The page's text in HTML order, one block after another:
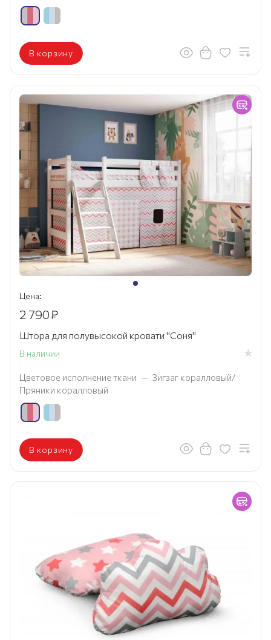
В корзину
Цена:
2 790₽
Штора для полувысокой кровати "Соня"
В наличии
Цветовое исполнение ткани — Зигзаг коралловый/
Пряники коралловый
В корзину